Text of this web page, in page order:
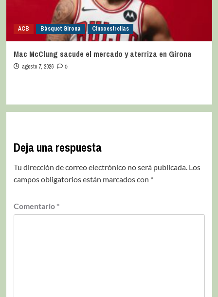
ACB Bàsquet Girona Cincoestrellas
Mac McClung sacude el mercado y aterriza en Girona
agosto 7, 2026 0
Deja una respuesta
Tu dirección de correo electrónico no será publicada. Los
campos obligatorios están marcados con *
Comentario *